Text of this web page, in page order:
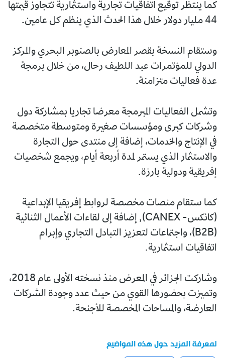
كما ينتظر توقيع اتفاقيات تجارية واستثمارية تتجاوز قيمتها
44 مليار دولار خلال هذا الحدث الذي ينظم كل عامين.
وستقام النسخة بقصر المعارض بالصنوبر البحري والمركز
الدولي للمؤتمرات عبد اللطيف رحال، من خلال برمجة
عدة فعاليات متزامنة.
وتشمل الفعاليات المبرمجة معرضا تجاريا بمشاركة دول
وشركات كبرى ومؤسسات صغيرة ومتوسطة متخصصة
في الإنتاج والخدمات، إضافة إلى منتدى حول التجارة
والاستثمار الذي يستمر لمدة أربعة أيام، ويجمع شخصيات
إفريقية ودولية بارزة.
كما ستقام منصات مخصصة لروابط إفريقيا الإبداعية
(كانكس- CANEX), إضافة إلى لقاءات الأعمال الثنائية
(B2B)، واجتماعات لتعزيز التبادل التجاري وإبرام
اتفاقيات استثمارية.
وشاركت الجزائر في المعرض منذ نسخته الأولى عام 2018،
وتميزت بحضورها القوي من حيث عدد وجودة الشركات
العارضة، والمساحات المخصصة للأجنحة.
لمعرفة المزيد حول هذه المواضيع